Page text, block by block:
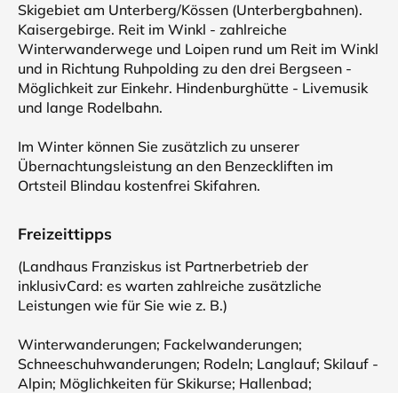
Skigebiet am Unterberg/Kössen (Unterbergbahnen).
Kaisergebirge. Reit im Winkl - zahlreiche
Winterwanderwege und Loipen rund um Reit im Winkl
und in Richtung Ruhpolding zu den drei Bergseen -
Möglichkeit zur Einkehr. Hindenburghütte - Livemusik
und lange Rodelbahn.
Im Winter können Sie zusätzlich zu unserer
Übernachtungsleistung an den Benzeckliften im
Ortsteil Blindau kostenfrei Skifahren.
Freizeittipps
(Landhaus Franziskus ist Partnerbetrieb der
inklusivCard: es warten zahlreiche zusätzliche
Leistungen wie für Sie wie z. B.)
Winterwanderungen; Fackelwanderungen;
Schneeschuhwanderungen; Rodeln; Langlauf; Skilauf -
Alpin; Möglichkeiten für Skikurse; Hallenbad;